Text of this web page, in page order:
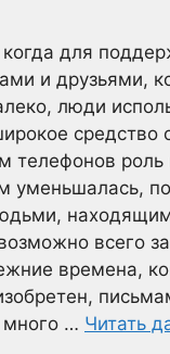
для
и друзьями,
люди
телефонов роль
всего
времена,
много … Читать